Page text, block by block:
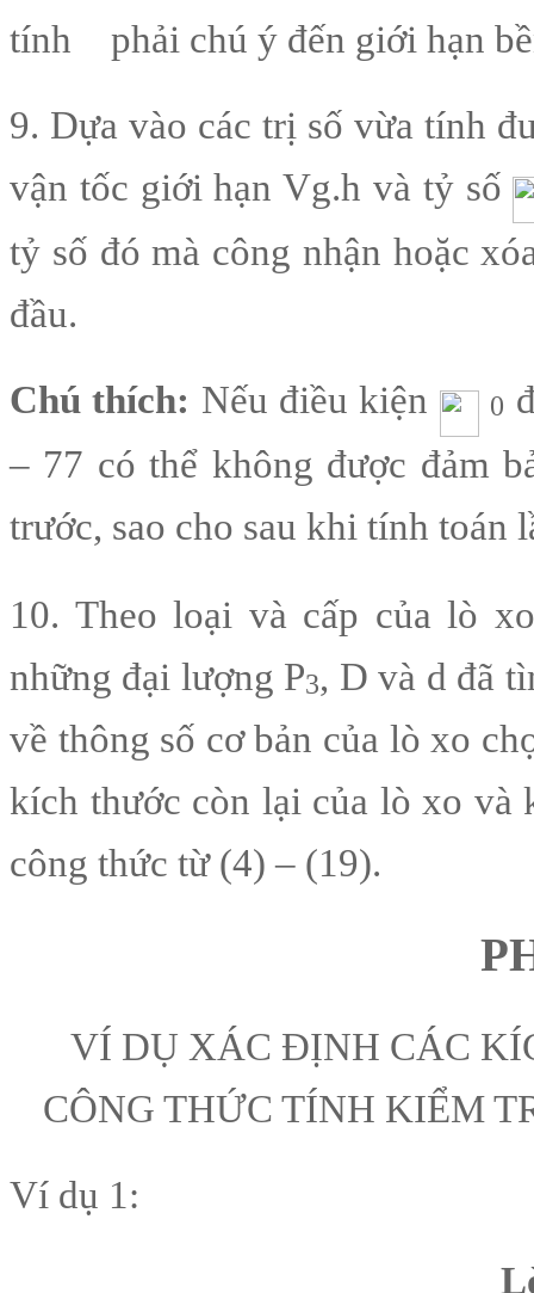
tính
phải chú ý đến giới hạn
9. Dựa vào các trị số vừa tính
vận tốc giới hạn Vg.h và tỷ số
tỷ số đó mà công nhận hoặc
đầu.
Chú thích: Nếu điều kiện 0
– 77 có thể không được đảm
trước, sao cho sau khi tính toán
10. Theo loại và cấp của lò
những đại lượng P3, D và d đã
về thông số cơ bản của lò xo
kích thước còn lại của lò xo và
công thức từ (4) – (19).
VÍ DỤ XÁC ĐỊNH CÁC
CÔNG THỨC TÍNH KIỂM
Ví dụ 1: